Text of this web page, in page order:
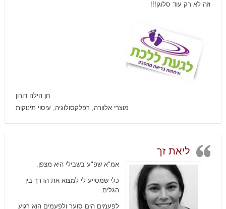
וזה לא רק עוד סלוגן!!!
חן הילה דורון
מוצרי אלוורה, רפלקסולוגיה, עיסוי תינוקות
ליאת זך
אמ"א שפ"ע בשבילי היא מצפן.
כלי שמסייע לי למצוא את הדרך בין
הגלים.
לפעמים הים סוער ולפעמים הוא רגוע